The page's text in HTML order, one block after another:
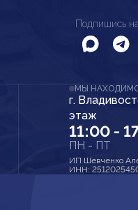
Подпишись
МЫ
г.
этаж
11:00 -
ПН - ПТ
ИП Шевченко
ИНН: